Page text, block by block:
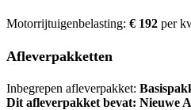
Motorrijtuigenbelasting: € 192 per
Afleverpakketten
Inbegrepen afleverpakket:
Dit afleverpakket bevat: Nieuwe